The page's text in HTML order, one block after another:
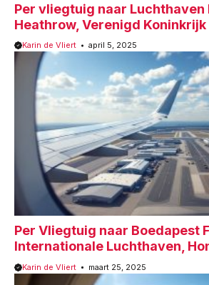
Per vliegtuig naar Luchthaven
Heathrow, Verenigd Koninkrijk
Karin de Vliert april 5, 2025
Per Vliegtuig naar Boedapest
Internationale Luchthaven,
Karin de Vliert maart 25, 2025